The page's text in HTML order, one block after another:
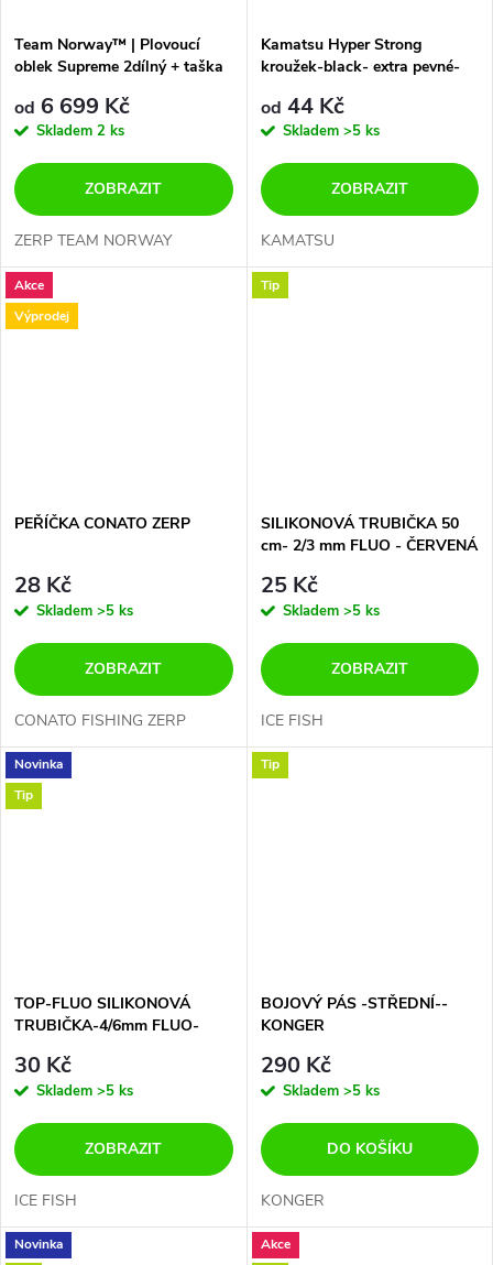
Team Norway™ | Plovoucí
oblek Supreme 2dílný + taška
od 6 699 Kč
Skladem 2 ks
ZOBRAZIT
ZERP TEAM NORWAY
Kamatsu Hyper Strong
kroužek-black- extra pevné-
od 44 Kč
Skladem >5 ks
ZOBRAZIT
KAMATSU
Akce
Výprodej
PEŘÍČKA CONATO ZERP
28 Kč
Skladem >5 ks
ZOBRAZIT
CONATO FISHING ZERP
Tip
SILIKONOVÁ TRUBIČKA 50
cm- 2/3 mm FLUO - ČERVENÁ
25 Kč
Skladem >5 ks
ZOBRAZIT
ICE FISH
Novinka
Tip
TOP-FLUO SILIKONOVÁ
TRUBIČKA-4/6mm FLUO-
30 Kč
Skladem >5 ks
ZOBRAZIT
ICE FISH
Tip
BOJOVÝ PÁS -STŘEDNÍ--
KONGER
290 Kč
Skladem >5 ks
DO KOŠÍKU
KONGER
Novinka Akce